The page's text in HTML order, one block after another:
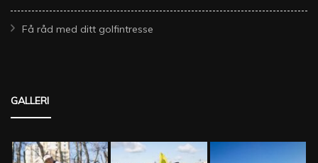
Få råd med ditt golfintresse
GALLERI